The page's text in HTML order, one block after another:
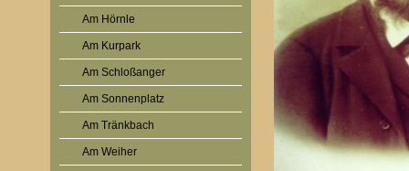
Am Hörnle
Am Kurpark
Am Schloßanger
Am Sonnenplatz
Am Tränkbach
Am Weiher